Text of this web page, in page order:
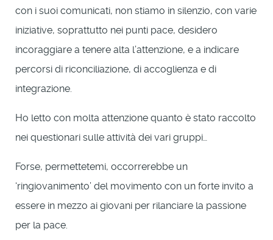
con i suoi comunicati, non stiamo in silenzio, con varie
iniziative, soprattutto nei punti pace, desidero
incoraggiare a tenere alta l’attenzione, e a indicare
percorsi di riconciliazione, di accoglienza e di
integrazione.
Ho letto con molta attenzione quanto è stato raccolto
nei questionari sulle attività dei vari gruppi…
Forse, permettetemi, occorrerebbe un
‘ringiovanimento’ del movimento con un forte invito a
essere in mezzo ai giovani per rilanciare la passione
per la pace.